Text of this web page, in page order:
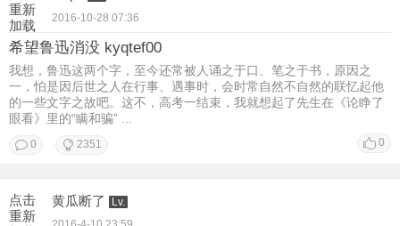
重新
加载
2016-10-28 07:36
希望鲁迅消没 kyqtef00
我想，鲁迅这两个字，至今还常被人诵之于口、笔之于书，原因之
一，怕是因后世之人在行事、遇事时，会时常自然不自然的联忆起他
的一些文字之故吧。这不，高考一结束，我就想起了先生在《论睁了
眼看》里的“瞒和骗” ...
0
0 2351
点击
重新
黄瓜断了
Lv.